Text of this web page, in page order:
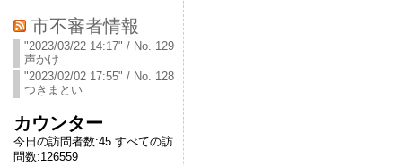
市不審者情報
"2023/03/22 14:17" / No. 129
声かけ
"2023/02/02 17:55" / No. 128
つきまとい
カウンター
今日の訪問者数:45すべての訪
問数:126559